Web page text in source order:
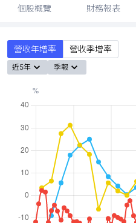
個股概覽 財務報表
營收年增率 營收季增率
近5年 季報